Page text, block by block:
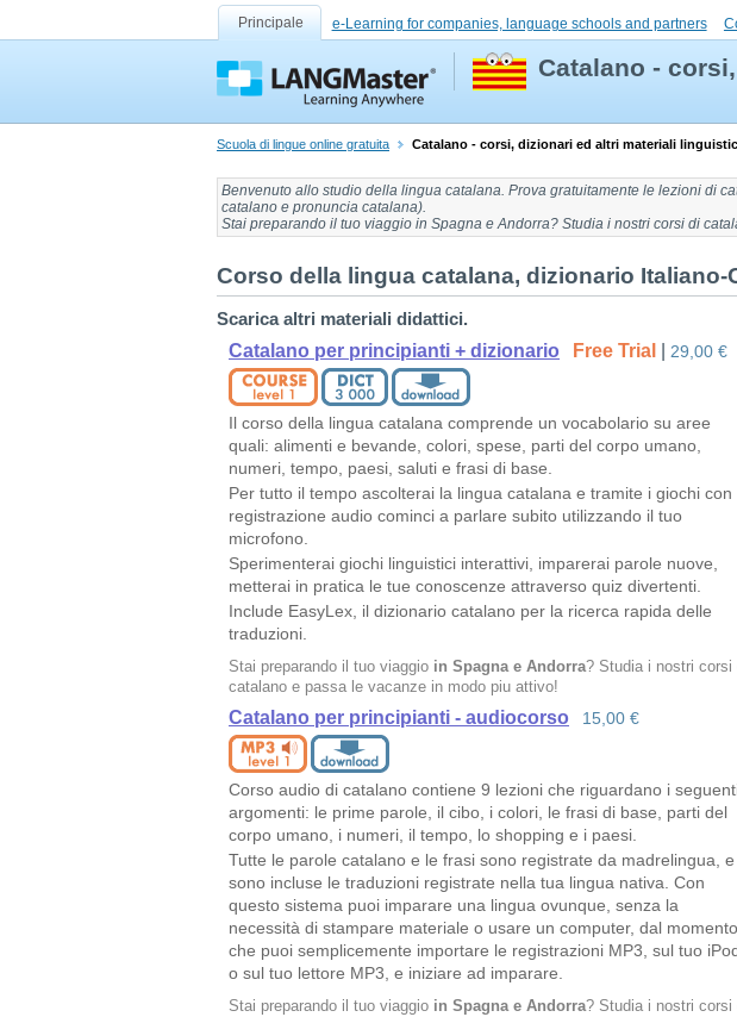
Principale e-Learning for companies, language schools and partners
Catalano -
Scuola di lingue online gratuita Catalano - corsi, dizionari ed altri materiali
Benvenuto allo studio della lingua catalana. Prova gratuitamente le lezioni di
catalano e pronuncia catalana).
Stai preparando il tuo viaggio in Spagna e Andorra? Studia i nostri corsi di
Corso della lingua catalana, dizionario
Scarica altri materiali didattici.
Catalano per principianti + dizionario
Free Trial 29,00 €
Il corso della lingua catalana comprende un vocabolario su aree
quali: alimenti e bevande, colori, spese, parti del corpo umano,
numeri, tempo, paesi, saluti e frasi di base.
Per tutto il tempo ascolterai la lingua catalana e tramite i giochi con
registrazione audio cominci a parlare subito utilizzando il tuo
microfono.
Sperimenterai giochi linguistici interattivi, imparerai parole nuove,
metterai in pratica le tue conoscenze attraverso quiz divertenti.
Include EasyLex, il dizionario catalano per la ricerca rapida delle
traduzioni.
Stai preparando il tuo viaggio in Spagna e Andorra? Studia i nostri corsi
catalano e passa le vacanze in modo piu attivo!
Catalano per principianti - audiocorso 15,00 €
Corso audio di catalano contiene 9 lezioni che riguardano i
argomenti: le prime parole, il cibo, i colori, le frasi di base, parti del
corpo umano, i numeri, il tempo, lo shopping e i paesi.
Tutte le parole catalano e le frasi sono registrate da madrelingua, e
sono incluse le traduzioni registrate nella tua lingua nativa. Con
questo sistema puoi imparare una lingua ovunque, senza la
necessità di stampare materiale o usare un computer, dal momento
che puoi semplicemente importare le registrazioni MP3, sul tuo
o sul tuo lettore MP3, e iniziare ad imparare.
Stai preparando il tuo viaggio in Spagna e Andorra? Studia i nostri corsi